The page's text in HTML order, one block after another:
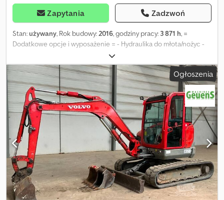
Zapytania Zadzwoń
Stan:używany, Rok budowy:2016, godziny pracy: 3 871 h, =
Dodatkowe opcje i wyposażenie = - Hydraulika do młota/nożyc -
Łyżka wyrównująca - Szybkozłącze - Standardowa łyżka
podsiębierna = Dalsze informacje = Djdpjwf Ef Nofx Abyjck Napęd:
gąsienicowy Masa własna: 5 010 kg Aby uzyskać więcej informacji,
proszę kontaktować się z Geertem Geuensem.
Ogłoszenia